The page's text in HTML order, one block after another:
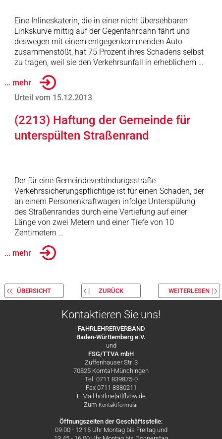
Eine Inlineskaterin, die in einer nicht übersehbaren
Linkskurve mittig auf der Gegenfahrbahn fährt und
deswegen mit einem entgegenkommenden Auto
zusammenstößt, hat 75 Prozent ihres Schadens selbst
zu tragen, weil sie den Verkehrsunfall in erheblichem …
... mehr
Urteil vom 15.12.2013
(2213) Haftung der Gemeinde für
unterspülten Straßenrand
Der für eine Gemeindeverbindungsstraße
Verkehrssicherungspflichtige ist für einen Schaden, der
an einem Personenkraftwagen infolge Unterspülung
des Straßenrandes durch eine Vertiefung auf einer
Länge von zwei Metern und einer Tiefe von 10
Zentimetern …
... mehr
ÜBERSICHT ZURÜCK WEITERLESEN
Kontaktieren Sie uns!
FAHRLEHRERVERBAND
Baden-Württemberg e.V.
und
FSG/TTVA mbH
Zuffenhauser Str. 3
70825 Korntal-Münchingen
Tel. 0711 839875-0
Fax 0711 8380211
E-Mail hotline[at]flvbw.de
Zum Kontaktformular
Öffnungszeiten der Geschäftsstelle:
09.00 - 12.15 Uhr Montag bis Freitag und